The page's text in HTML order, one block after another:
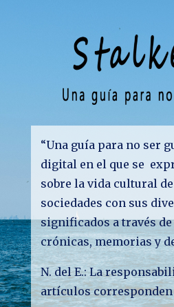
“Una guía para no ser
digital en el que se
sobre la vida cultural
sociedades con sus
significados a través
crónicas, memorias y
N. del E.: La
artículos